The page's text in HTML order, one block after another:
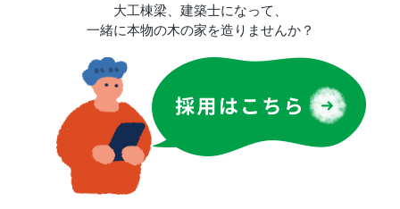
大工棟梁、建築士になって、
一緒に本物の木の家を造りませんか？